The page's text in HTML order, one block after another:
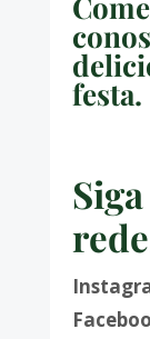
festa.